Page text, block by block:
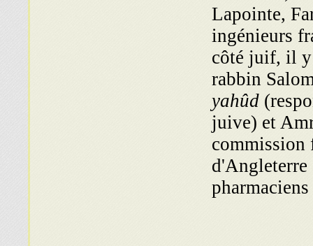
Lapointe,
ingénieurs
côté juif, il y
rabbin
yahûd
juive) et
commission
d'Angleterre